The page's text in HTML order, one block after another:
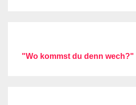
"Wo kommst du denn wech?"